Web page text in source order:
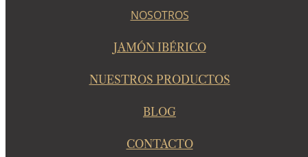
NOSOTROS
JAMÓN IBÉRICO
NUESTROS PRODUCTOS
BLOG
CONTACTO